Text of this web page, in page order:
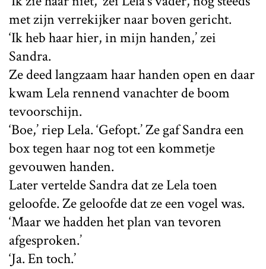
met zijn verrekijker naar boven gericht.
‘Ik heb haar hier, in mijn handen,’ zei
Sandra.
Ze deed langzaam haar handen open en daar
kwam Lela rennend vanachter de boom
tevoorschijn.
‘Boe,’ riep Lela. ‘Gefopt.’ Ze gaf Sandra een
box tegen haar nog tot een kommetje
gevouwen handen.
Later vertelde Sandra dat ze Lela toen
geloofde. Ze geloofde dat ze een vogel was.
‘Maar we hadden het plan van tevoren
afgesproken.’
‘Ja. En toch.’